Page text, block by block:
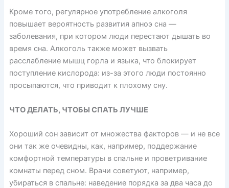
Кроме того, регулярное употребление алкоголя
повышает вероятность развития апноэ сна —
заболевания, при котором люди перестают дышать во
время сна. Алкоголь также может вызвать
расслабление мышц горла и языка, что блокирует
поступление кислорода: из-за этого люди постоянно
просыпаются, что приводит к плохому сну.
ЧТО ДЕЛАТЬ, ЧТОБЫ СПАТЬ ЛУЧШЕ
Хороший сон зависит от множества факторов — и не все
они так же очевидны, как, например, поддержание
комфортной температуры в спальне и проветривание
комнаты перед сном. Врачи советуют, например,
убираться в спальне: наведение порядка за два часа до